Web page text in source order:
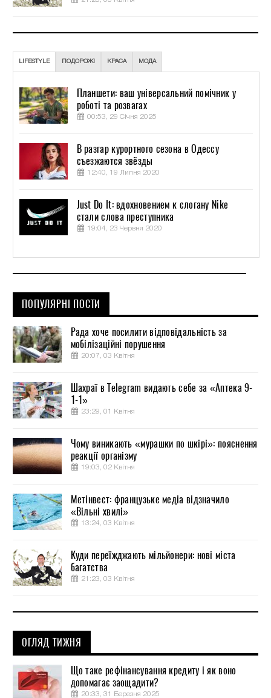
LIFESTYLE ПОДОРОЖІ КРАСА МОДА
Планшети: ваш універсальний помічник у
роботі та розвагах
00:53, 29 Січня 2025
В разгар курортного сезона в Одессу
съезжаются звёзды
12:40, 19 Липня 2020
Just Do It: вдохновением к слогану Nike
стали слова преступника
19:04, 23 Червня 2020
ПОПУЛЯРНІ ПОСТИ
Рада хоче посилити відповідальність за
мобілізаційні порушення
20:07, 03 Квітня
Шахраї в Telegram видають себе за «Аптека 9-
1-1»
23:29, 01 Квітня
Чому виникають «мурашки по шкірі»: пояснення
реакції організму
19:03, 02 Квітня
Метінвест: французьке медіа відзначило
«Вільні хвилі»
13:24, 03 Квітня
Куди переїжджають мільйонери: нові міста
багатства
21:23, 03 Квітня
ОГЛЯД ТИЖНЯ
Що таке рефінансування кредиту і як воно
допомагає заощадити?
20:33, 31 Березня 2025